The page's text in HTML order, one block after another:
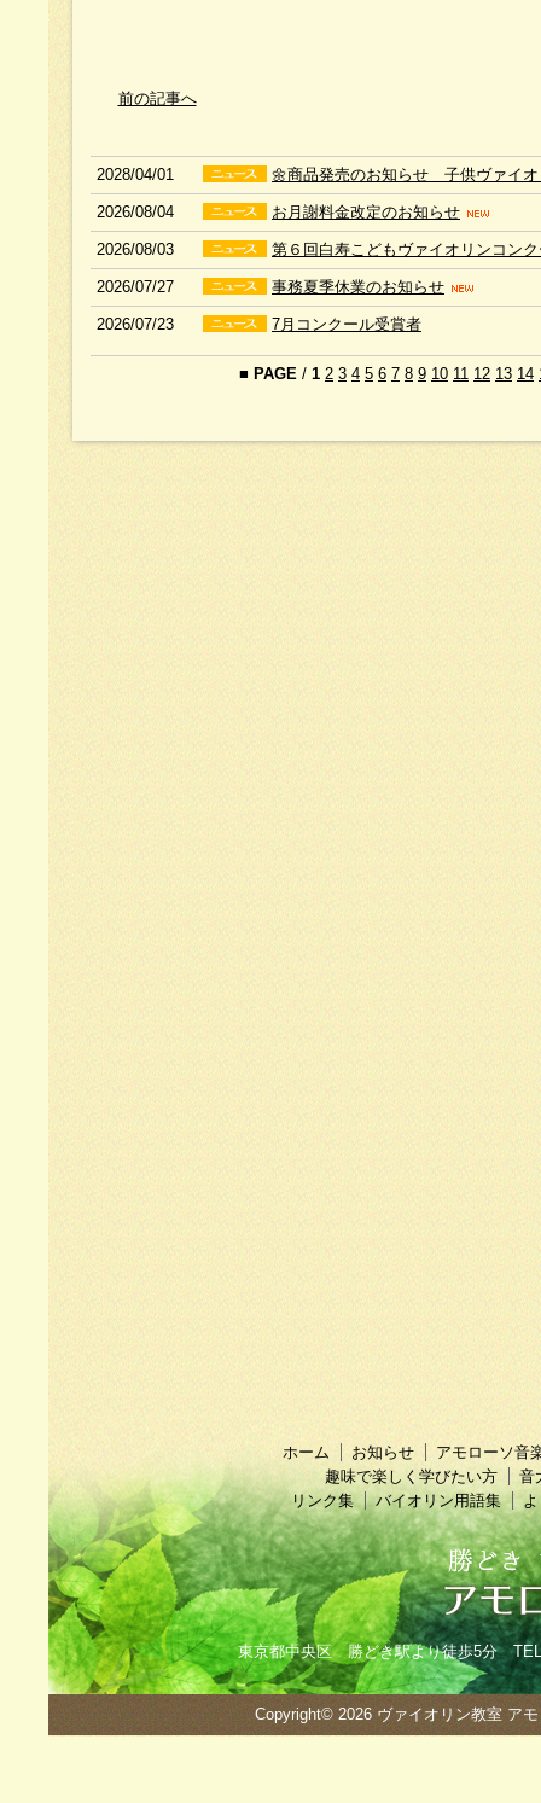
前の記事へ
2028/04/01 🌼商品発売のお知らせ 子供ヴァイ
2026/08/04 お月謝料金改定のお知らせ
2026/08/03 第６回白寿こどもヴァイオリンコン
2026/07/27 事務夏季休業のお知らせ
2026/07/23 7月コンクール受賞者
■ PAGE / 1 2 3 4 5 6 7 8 9 10 11 12 13 14
ホーム お知らせ
アモローソ音
趣味で楽しく学びたい方
音
リンク集
バイオリン用語集
東京都中央区 勝どき駅より徒歩5分
Copyright© 2026 ヴァイオリン教室 ア